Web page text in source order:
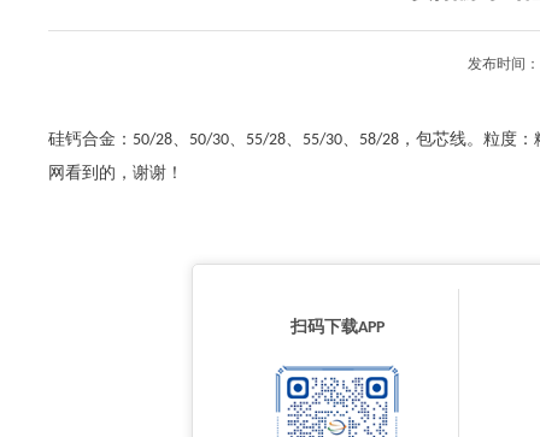
发布时间
硅钙合金：50/28、50/30、55/28、55/30、58/28，包芯线。粒度
网看到的，谢谢！
扫码下载APP